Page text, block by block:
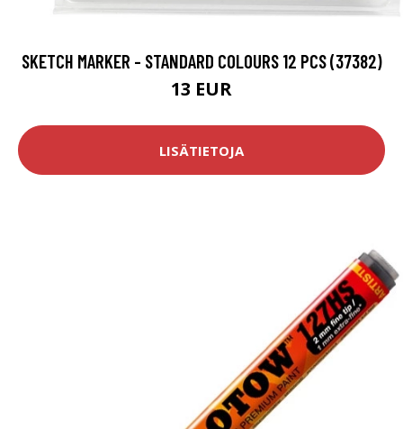
SKETCH MARKER - STANDARD COLOURS 12 PCS (37382)
13 EUR
LISÄTIETOJA